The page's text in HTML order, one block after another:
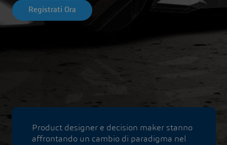
Registrati Ora
Product designer e decision maker stanno
affrontando un cambio di paradigma nel